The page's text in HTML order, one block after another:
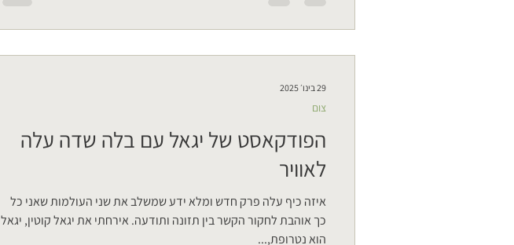
הפודקאסט של יגאל עם בלה שדה עלה
לאוויר
איזה כיף עלה פרק חדש ומלא ידע שמשלב את שני העולמות שאני כל
כך אוהבת לחקור הקשר בין תזונה ותודעה. אירחתי את יגאל קוטין, יגאל
הוא נטרופת,...
צום
29 בינו׳ 2025